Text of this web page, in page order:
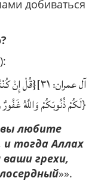
добиваться
آل عمران:
لَكُمْ ذُنُوبَكُمْ وَاللَّهُ}
любите
и тогда Аллах
грехи,
»».